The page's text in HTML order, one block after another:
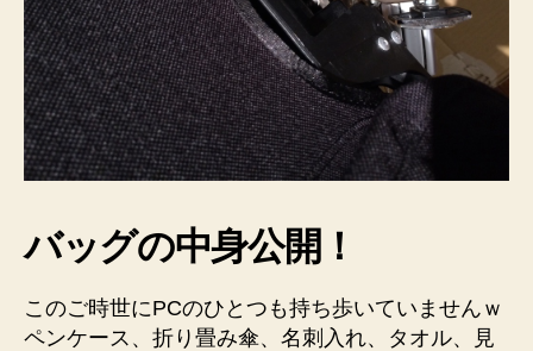
バッグの中身公開！
このご時世にPCのひとつも持ち歩いていませんｗ
ペンケース、折り畳み傘、名刺入れ、タオル、見